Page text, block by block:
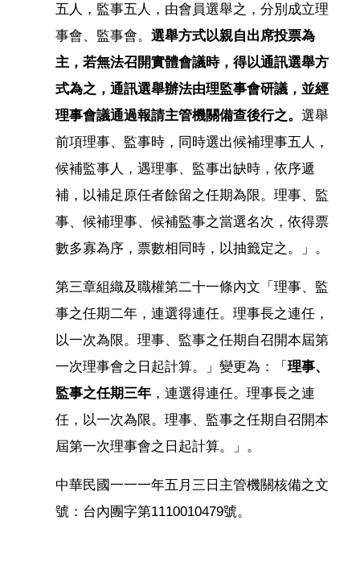
五人，監事五人，由會員選舉之，分別成立理
事會、監事會。選舉方式以親自出席投票為
主，若無法召開實體會議時，得以通訊選舉方
式為之，通訊選舉辦法由理監事會研議，並經
理事會議通過報請主管機關備查後行之。選舉
前項理事、監事時，同時選出候補理事五人，
候補監事人，遇理事、監事出缺時，依序遞
補，以補足原任者餘留之任期為限。理事、監
事、候補理事、候補監事之當選名次，依得票
數多寡為序，票數相同時，以抽籤定之。」。
第三章組織及職權第二十一條內文「理事、監
事之任期二年，連選得連任。理事長之連任，
以一次為限。理事、監事之任期自召開本屆第
一次理事會之日起計算。」變更為：「理事、
監事之任期三年 ，連選得連任。理事長之連
任，以一次為限。理事、監事之任期自召開本
屆第一次理事會之日起計算。」。
中華民國一一一年五月三日主管機關核備之文
號：台內團字第1110010479號。